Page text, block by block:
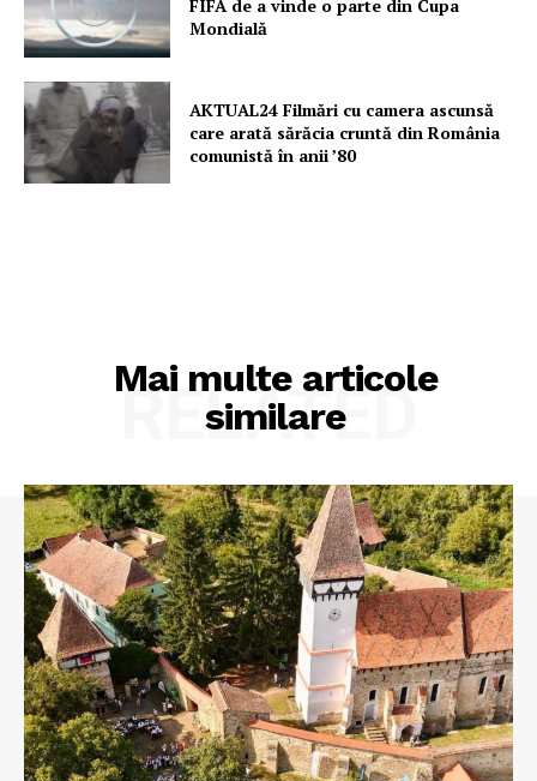
FIFA de a vinde o parte din Cupa
Mondială
AKTUAL24 Filmări cu camera ascunsă
care arată sărăcia cruntă din România
comunistă în anii ’80
Mai multe articole
similare
RELATED